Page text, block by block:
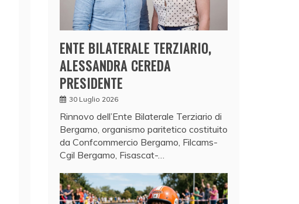
ENTE BILATERALE TERZIARIO,
ALESSANDRA CEREDA
PRESIDENTE
30 Luglio 2026
Rinnovo dell’Ente Bilaterale Terziario di
Bergamo, organismo paritetico costituito
da Confcommercio Bergamo, Filcams-
Cgil Bergamo, Fisascat-…